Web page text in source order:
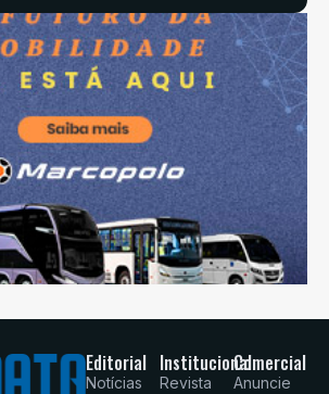
Editorial
Notícias
Institucional
Revista
Comercial
Anuncie